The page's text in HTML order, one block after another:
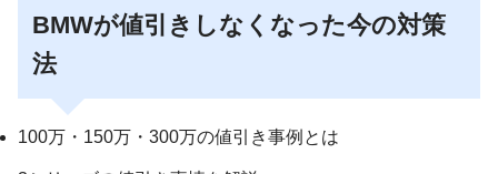
BMWが値引きしなくなった今の対策
法
100万・150万・300万の値引き事例とは